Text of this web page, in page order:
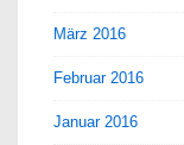
März 2016
Februar 2016
Januar 2016